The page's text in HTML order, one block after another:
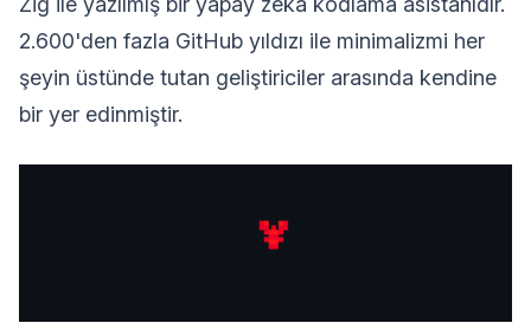
2.600'den fazla GitHub yıldızı ile minimalizmi her
şeyin üstünde tutan geliştiriciler arasında kendine
bir yer edinmiştir.